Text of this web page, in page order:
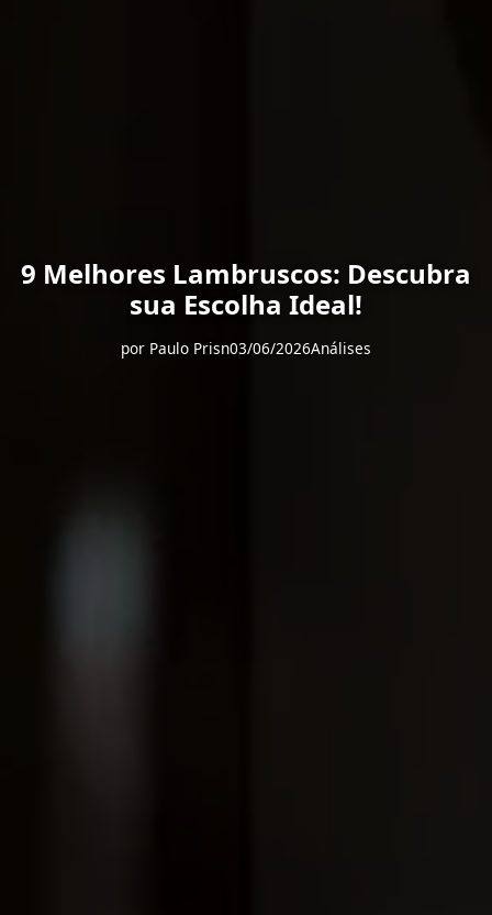
9 Melhores Lambruscos: Descubra
sua Escolha Ideal!
por Paulo Prisn03/06/2026Análises